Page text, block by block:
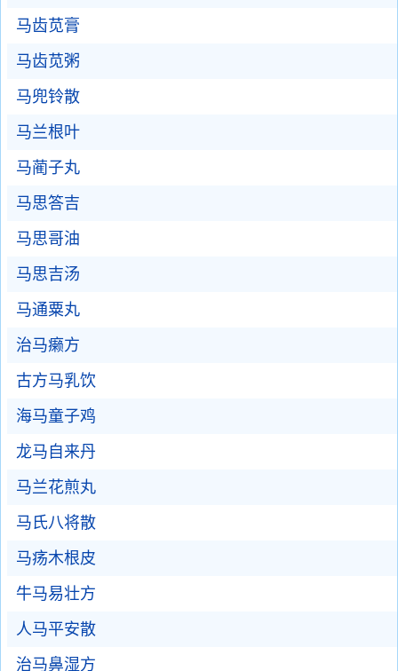
马齿苋膏
马齿苋粥
马兜铃散
马兰根叶
马蔺子丸
马思答吉
马思哥油
马思吉汤
马通粟丸
治马癞方
古方马乳饮
海马童子鸡
龙马自来丹
马兰花煎丸
马氏八将散
马疡木根皮
牛马易壮方
人马平安散
治马鼻湿方